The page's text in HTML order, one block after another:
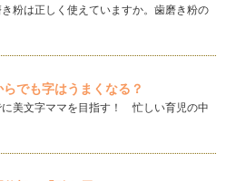
どもとお菓子作り
もたちの遊びとしてカップケー
ルの使い方
にとケーキにキャンドルを立てて
楽しくするアイデア
粉は正しく使えていますか。歯磨き粉の
でも字はうまくなる？
美文字ママを目指す！ 忙しい育児の中